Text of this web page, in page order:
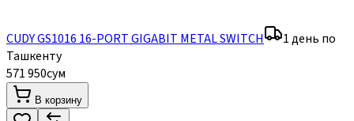
CUDY GS1016 16-PORT GIGABIT METAL SWITCH
1 день по
Ташкенту
571 950сум
В корзину